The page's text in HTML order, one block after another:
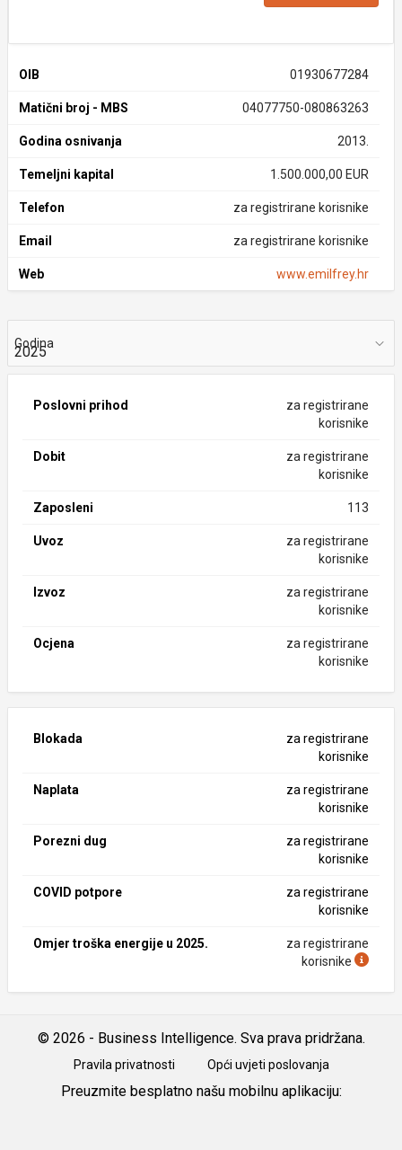
OIB 01930677284
Matični broj - MBS 04077750-080863263
Godina osnivanja 2013.
Temeljni kapital 1.500.000,00 EUR
Telefon za registrirane korisnike
Email za registrirane korisnike
Web www.emilfrey.hr
Godina
Poslovni prihod
za registrirane
korisnike
Dobit
za registrirane
korisnike
Zaposleni 113
Uvoz
za registrirane
korisnike
Izvoz
za registrirane
korisnike
Ocjena
za registrirane
korisnike
Blokada
za registrirane
korisnike
Naplata
za registrirane
korisnike
Porezni dug
za registrirane
korisnike
COVID potpore
za registrirane
korisnike
Omjer troška energije u 2025.
za registrirane
korisnike
© 2026 - Business Intelligence. Sva prava pridržana.
Pravila privatnosti Opći uvjeti poslovanja
Preuzmite besplatno našu mobilnu aplikaciju: